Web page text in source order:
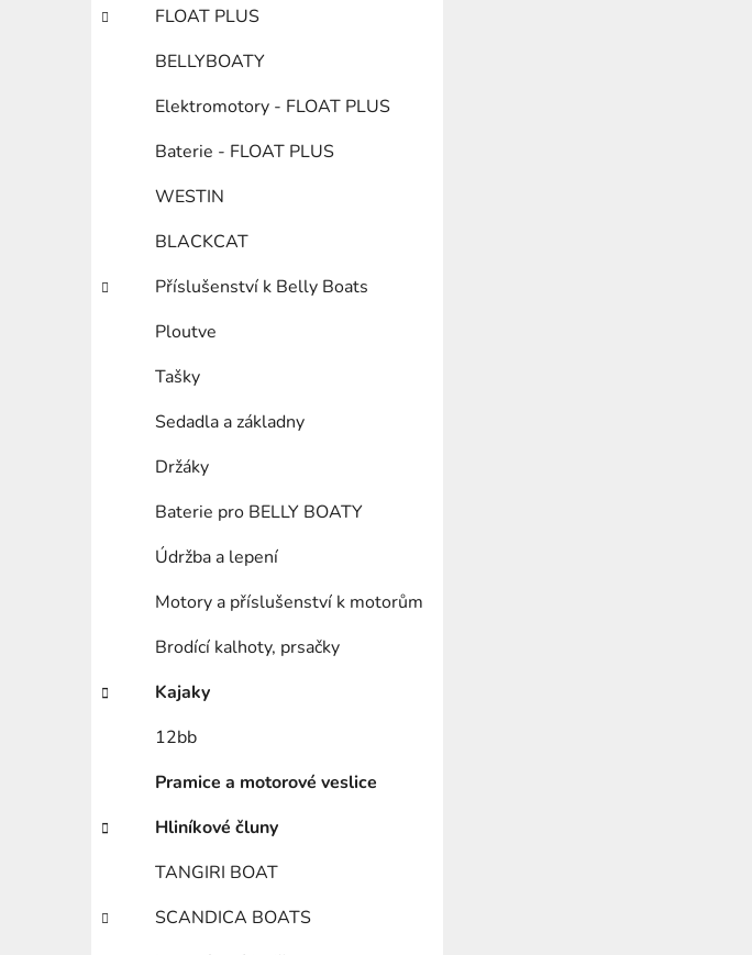
FLOAT PLUS
BELLYBOATY
Elektromotory - FLOAT PLUS
Baterie - FLOAT PLUS
WESTIN
BLACKCAT
Příslušenství k Belly Boats
Ploutve
Tašky
Sedadla a základny
Držáky
Baterie pro BELLY BOATY
Údržba a lepení
Motory a příslušenství k motorům
Brodící kalhoty, prsačky
Kajaky
12bb
Pramice a motorové veslice
Hliníkové čluny
TANGIRI BOAT
SCANDICA BOATS